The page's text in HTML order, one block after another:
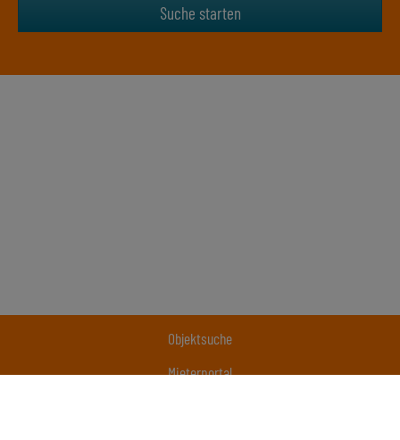
Suche starten
Objektsuche
Mieterportal